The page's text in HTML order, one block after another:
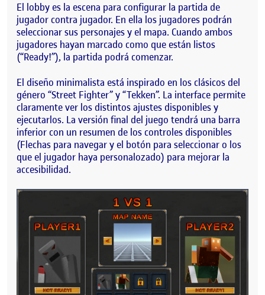
El lobby es la escena para configurar la partida de
jugador contra jugador. En ella los jugadores podrán
seleccionar sus personajes y el mapa. Cuando ambos
jugadores hayan marcado como que están listos
(“Ready!”), la partida podrá comenzar.
El diseño minimalista está inspirado en los clásicos del
género “Street Fighter” y “Tekken”. La interface permite
claramente ver los distintos ajustes disponibles y
ejecutarlos. La versión final del juego tendrá una barra
inferior con un resumen de los controles disponibles
(Flechas para navegar y el botón para seleccionar o los
que el jugador haya personalozado) para mejorar la
accesibilidad.